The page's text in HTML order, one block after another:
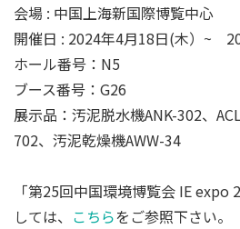
会場 : 中国上海新国際博覧中心
開催日 : 2024年4月18日(木）~ 20
ホール番号：N5
ブース番号：G26
展示品：汚泥脱水機ANK-302、
702、汚泥乾燥機AWW-34
「第25回中国環境博覧会 IE expo
しては、 こちらをご参照下さい。